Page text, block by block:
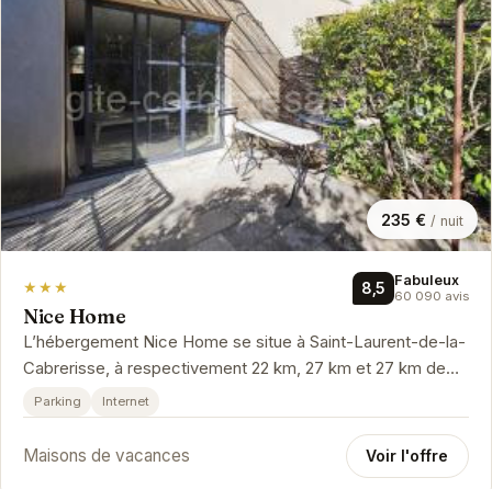
235 € / nuit
★★★ 8,5 Fabuleux
60 090 avis
Nice Home
L’hébergement Nice Home se situe à Saint-Laurent-de-la-
Cabrerisse, à respectivement 22 km, 27 km et 27 km de
ces lieux d’intérêt :…
Parking Internet
Maisons de vacances Voir l'offre